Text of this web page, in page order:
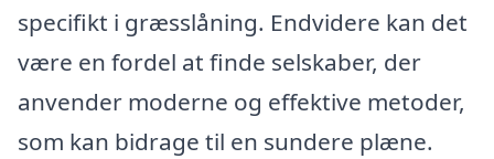
specifikt i græsslåning. Endvidere kan det
være en fordel at finde selskaber, der
anvender moderne og effektive metoder,
som kan bidrage til en sundere plæne.